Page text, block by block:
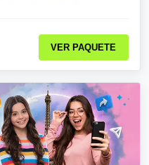
VER PAQUETE